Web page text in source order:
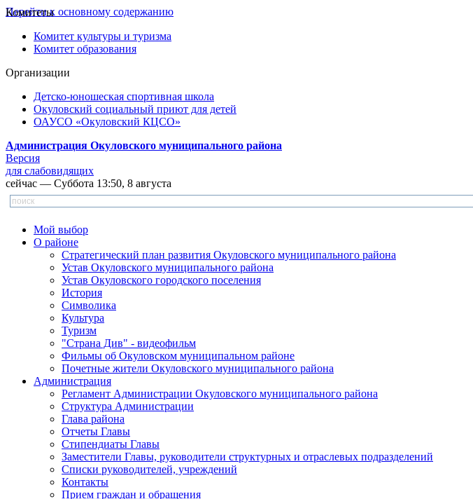
Перейти к основному содержанию
Комитеты
Комитет культуры и туризма
Комитет образования
Организации
Детско-юношеская спортивная школа
Окуловский социальный приют для детей
ОАУСО «Окуловский КЦСО»
Администрация Окуловского муниципального района
Версия
для слабовидящих
сейчас — Суббота 13:50, 8 августа
Мой выбор
О районе
Стратегический план развития Окуловского муниципального района
Устав Окуловского муниципального района
Устав Окуловского городского поселения
История
Символика
Культура
Туризм
"Страна Див" - видеофильм
Фильмы об Окуловском муниципальном районе
Почетные жители Окуловского муниципального района
Администрация
Регламент Администрации Окуловского муниципального района
Структура Администрации
Глава района
Отчеты Главы
Стипендиаты Главы
Заместители Главы, руководители структурных и отраслевых подразделений
Списки руководителей, учреждений
Контакты
Прием граждан и обращения